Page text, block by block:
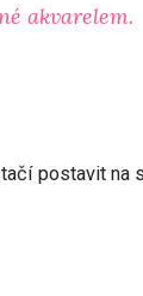
akvarelem.
postavit na